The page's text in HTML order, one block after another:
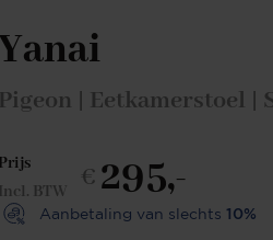
Pigeon | Eetkamerstoel |
Prijs
Incl. BTW
€ 295,-
Aanbetaling van slechts 10%